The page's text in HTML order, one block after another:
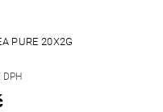
PURE 20X2G